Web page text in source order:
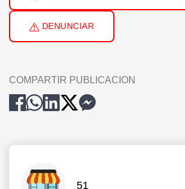
DENUNCIAR
COMPARTIR PUBLICACION
51